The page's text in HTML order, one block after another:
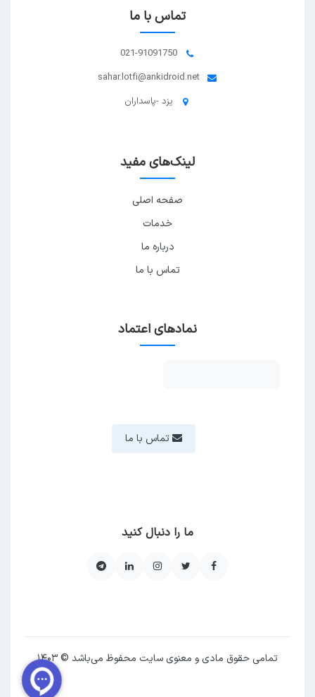
تماس با ما
021-91091750
sahar.lotfi@ankidroid.net
یزد -پاسداران
لینک‌های مفید
صفحه اصلی
خدمات
درباره ما
تماس با ما
نمادهای اعتماد
تماس با ما
ما را دنبال کنید
تمامی حقوق مادی و معنوی سایت محفوظ می‌باشد © ۱۴۰۳